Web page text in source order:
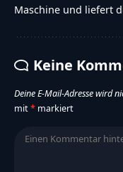
Maschine und liefert
Keine
Deine E-Mail-Adresse wird
mit* markiert